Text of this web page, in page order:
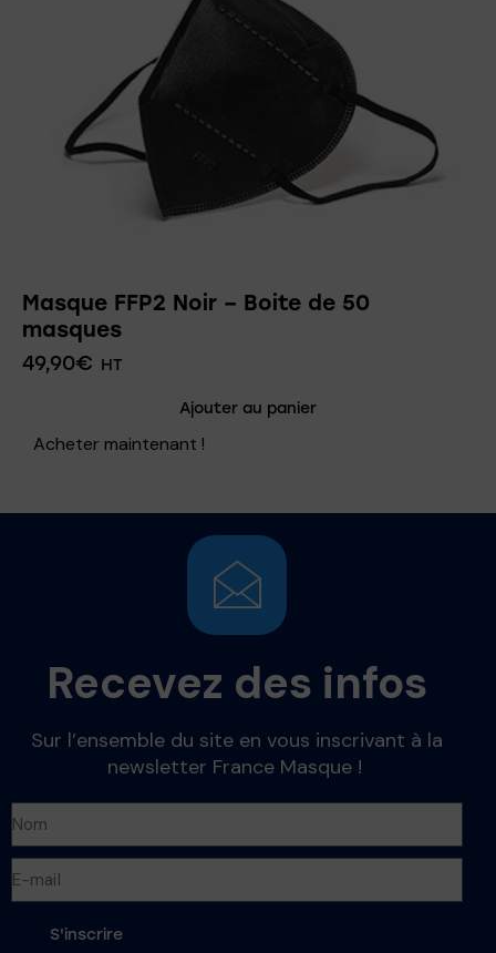
Masque FFP2 Noir – Boite de 50
masques
49,90€ HT
Ajouter au panier
Acheter maintenant !
Recevez des infos
Sur l’ensemble du site en vous inscrivant à la
newsletter France Masque !
S'inscrire